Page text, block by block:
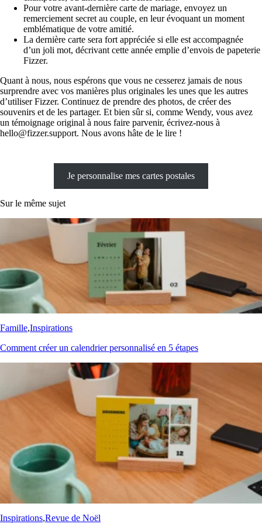
Pour votre avant-dernière carte de mariage, envoyez un
remerciement secret au couple, en leur évoquant un moment
emblématique de votre amitié.
La dernière carte sera fort appréciée si elle est accompagnée
d’un joli mot, décrivant cette année emplie d’envois de papeterie
Fizzer.
Quant à nous, nous espérons que vous ne cesserez jamais de nous
surprendre avec vos manières plus originales les unes que les autres
d’utiliser Fizzer. Continuez de prendre des photos, de créer des
souvenirs et de les partager. Et bien sûr si, comme Wendy, vous avez
un témoignage original à nous faire parvenir, écrivez-nous à
hello@fizzer.support. Nous avons hâte de le lire !
Je personnalise mes cartes postales
Sur le même sujet
Famille,Inspirations
Comment créer un calendrier personnalisé en 5 étapes
Inspirations,Revue de Noël